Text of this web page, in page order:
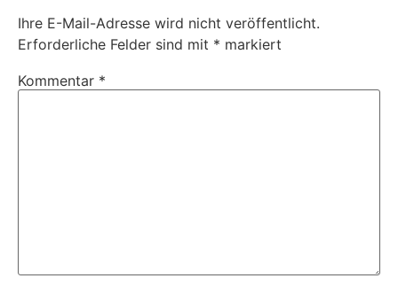
Ihre E-Mail-Adresse wird nicht veröffentlicht.
Erforderliche Felder sind mit * markiert
Kommentar *